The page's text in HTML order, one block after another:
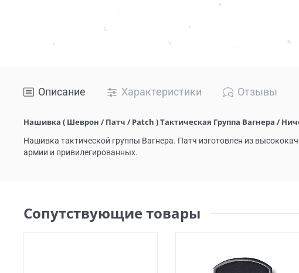
Описание Характеристики Отзывы
Нашивка ( Шеврон / Патч / Patch ) Тактическая Группа Вагнера /
Нашивка тактической группы Вагнера. Патч изготовлен из
армии и привилегированных.
Сопутствующие товары